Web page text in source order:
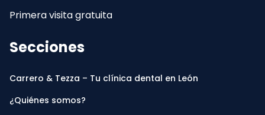
Primera visita gratuita
Secciones
Carrero & Tezza – Tu clínica dental en León
¿Quiénes somos?